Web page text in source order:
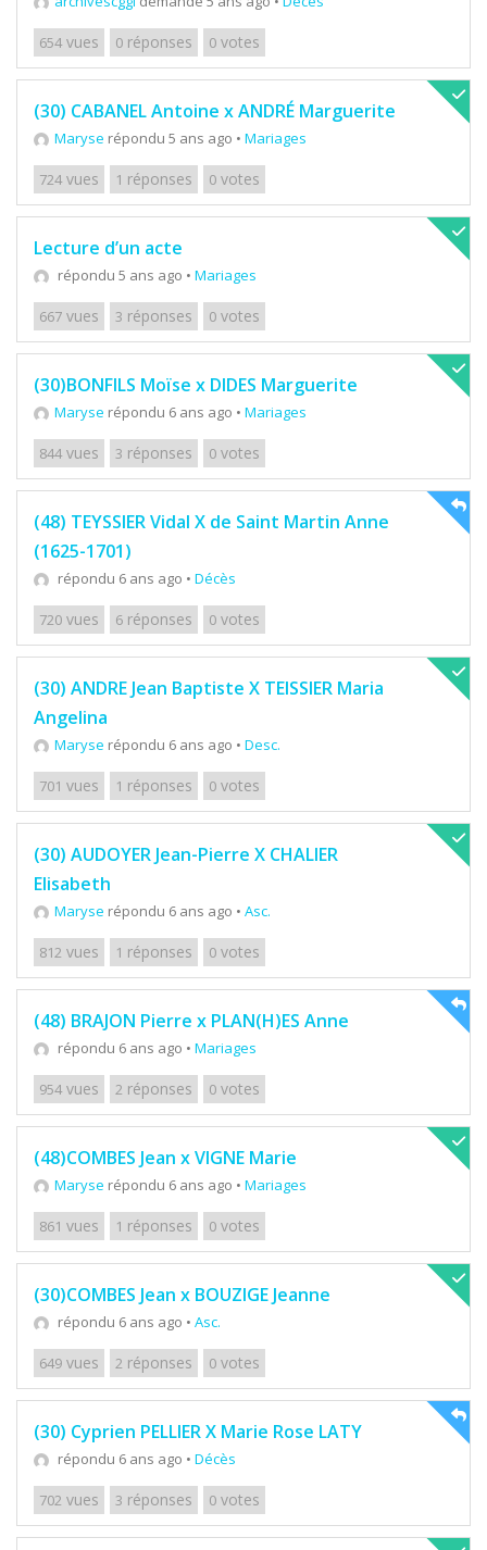
654 vues 0 réponses 0 votes
(30) CABANEL Antoine x ANDRÉ Marguerite
Maryse répondu 5 ans ago • Mariages
724 vues 1 réponses 0 votes
Lecture d’un acte
répondu 5 ans ago • Mariages
667 vues 3 réponses 0 votes
(30)BONFILS Moïse x DIDES Marguerite
Maryse répondu 6 ans ago • Mariages
844 vues 3 réponses 0 votes
(48) TEYSSIER Vidal X de Saint Martin Anne
(1625-1701)
répondu 6 ans ago • Décès
720 vues 6 réponses 0 votes
(30) ANDRE Jean Baptiste X TEISSIER Maria
Angelina
Maryse répondu 6 ans ago • Desc.
701 vues 1 réponses 0 votes
(30) AUDOYER Jean-Pierre X CHALIER
Elisabeth
Maryse répondu 6 ans ago • Asc.
812 vues 1 réponses 0 votes
(48) BRAJON Pierre x PLAN(H)ES Anne
répondu 6 ans ago • Mariages
954 vues 2 réponses 0 votes
(48)COMBES Jean x VIGNE Marie
Maryse répondu 6 ans ago • Mariages
861 vues 1 réponses 0 votes
(30)COMBES Jean x BOUZIGE Jeanne
répondu 6 ans ago • Asc.
649 vues 2 réponses 0 votes
(30) Cyprien PELLIER X Marie Rose LATY
répondu 6 ans ago • Décès
702 vues 3 réponses 0 votes